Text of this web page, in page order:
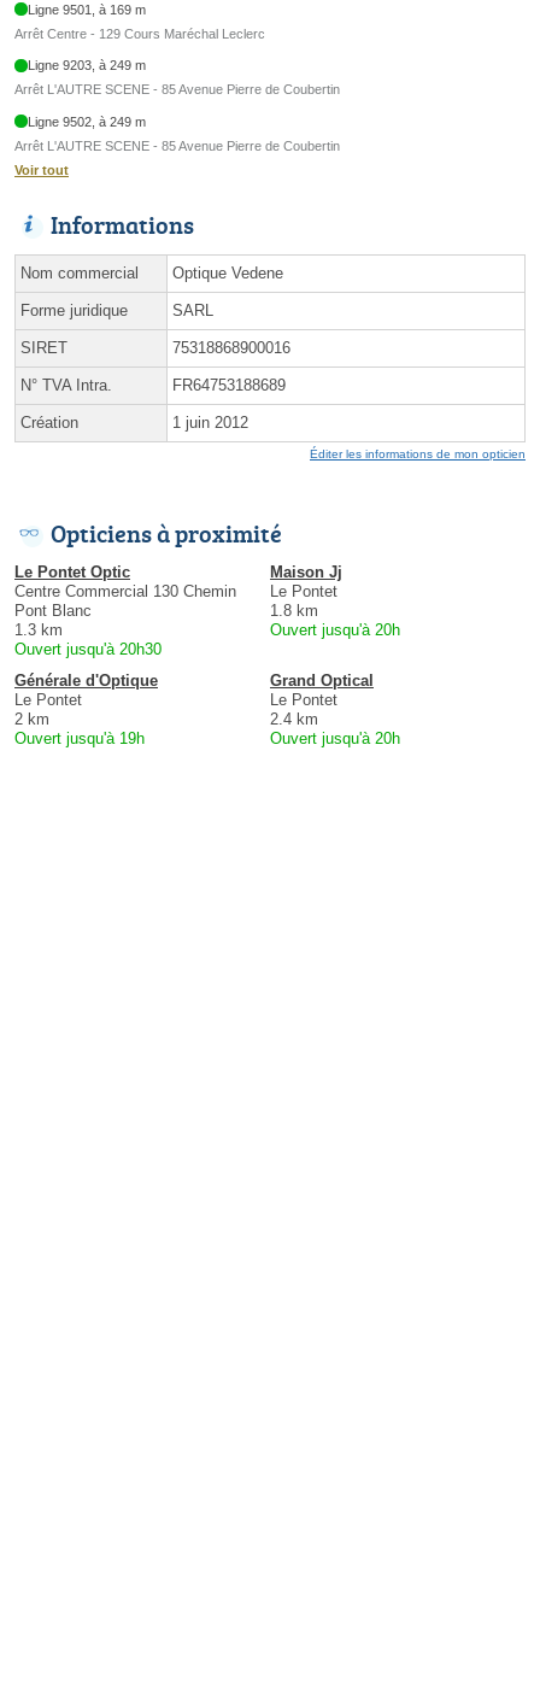
Ligne 9501, à 169 m
Arrêt Centre - 129 Cours Maréchal Leclerc
Ligne 9203, à 249 m
Arrêt L'AUTRE SCENE - 85 Avenue Pierre de Coubertin
Ligne 9502, à 249 m
Arrêt L'AUTRE SCENE - 85 Avenue Pierre de Coubertin
Voir tout
Informations
Nom commercial Optique Vedene
Forme juridique SARL
SIRET 75318868900016
N° TVA Intra. FR64753188689
Création 1 juin 2012
Éditer les informations de mon opticien
Opticiens à proximité
Le Pontet Optic
Centre Commercial 130 Chemin
Pont Blanc
1.3 km
Ouvert jusqu'à 20h30
Maison Jj
Le Pontet
1.8 km
Ouvert jusqu'à 20h
Générale d'Optique
Le Pontet
2 km
Ouvert jusqu'à 19h
Grand Optical
Le Pontet
2.4 km
Ouvert jusqu'à 20h